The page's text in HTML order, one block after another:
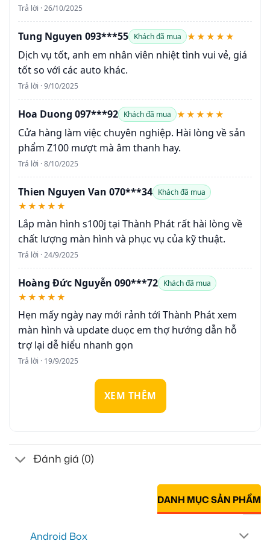
Trả lời · 26/10/2025
Tung Nguyen 093***55 Khách đã mua ★★★★★
Dịch vụ tốt, anh em nhân viên nhiệt tình vui vẻ, giá
tốt so với các auto khác.
Trả lời · 9/10/2025
Hoa Duong 097***92 Khách đã mua ★★★★★
Cửa hàng làm việc chuyên nghiệp. Hài lòng về sản
phẩm Z100 mượt mà âm thanh hay.
Trả lời · 8/10/2025
Thien Nguyen Van 070***34 Khách đã mua
★★★★★
Lắp màn hình s100j tại Thành Phát rất hài lòng về
chất lượng màn hình và phục vụ của kỹ thuật.
Trả lời · 24/9/2025
Hoàng Đức Nguyễn 090***72 Khách đã mua
★★★★★
Hẹn mấy ngày nay mới rảnh tới Thành Phát xem
màn hình và update duọc em thợ hướng dẫn hỗ
trợ lại dễ hiểu nhanh gọn
Trả lời · 19/9/2025
XEM THÊM
Đánh giá (0)
DANH MỤC SẢN PHẨM
Android Box